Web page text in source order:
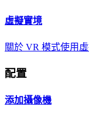
虛擬實境
關於 VR 模式使用
配置
添加攝像機